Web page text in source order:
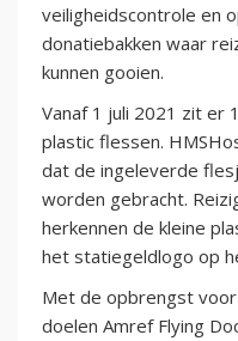
veiligheidscontrole en
donatiebakken waar
kunnen gooien.
Vanaf 1 juli 2021 zit er
plastic flessen.
dat de ingeleverde
worden gebracht.
herkennen de kleine
het statiegeldlogo op
Met de opbrengst
doelen Amref Flying